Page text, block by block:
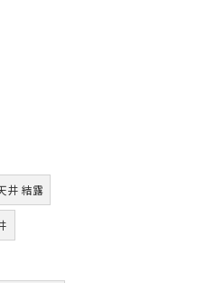
井 結露